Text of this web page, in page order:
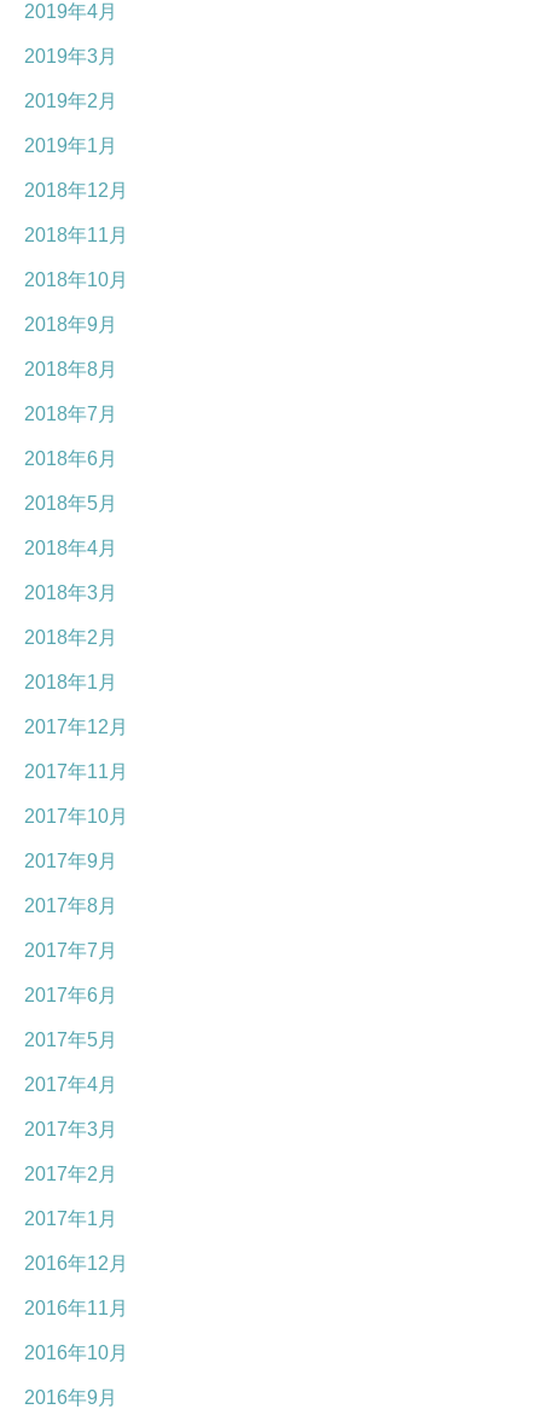
2019年4月
2019年3月
2019年2月
2019年1月
2018年12月
2018年11月
2018年10月
2018年9月
2018年8月
2018年7月
2018年6月
2018年5月
2018年4月
2018年3月
2018年2月
2018年1月
2017年12月
2017年11月
2017年10月
2017年9月
2017年8月
2017年7月
2017年6月
2017年5月
2017年4月
2017年3月
2017年2月
2017年1月
2016年12月
2016年11月
2016年10月
2016年9月